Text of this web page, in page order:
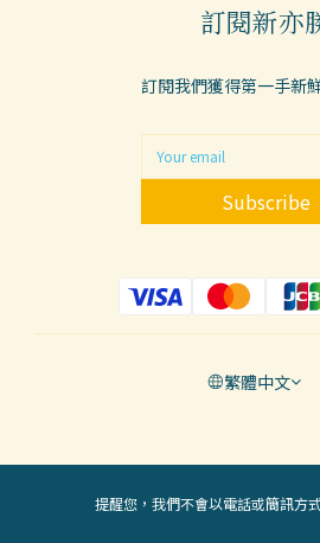
訂閱新亦
訂閱我們獲得第一手新
Subscribe
繁體中文
提醒您，我們不會以電話或簡訊方